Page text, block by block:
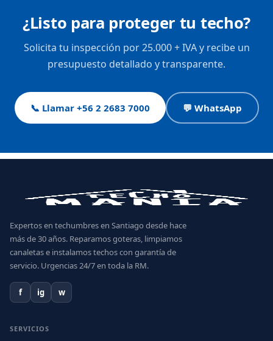
¿Listo para proteger tu techo?
Solicita tu inspección por 25.000 + IVA y recibe un
presupuesto detallado y transparente.
📞 Llamar +56 2 2683 7000 💬 WhatsApp
Expertos en techumbres en Santiago desde hace
más de 30 años. Reparamos goteras, limpiamos
canaletas e instalamos techos con garantía de
servicio. Urgencias 24/7 en toda la RM.
f ig w
SERVICIOS